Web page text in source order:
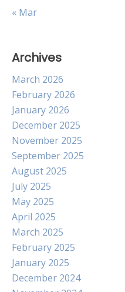
« Mar
Archives
March 2026
February 2026
January 2026
December 2025
November 2025
September 2025
August 2025
July 2025
May 2025
April 2025
March 2025
February 2025
January 2025
December 2024